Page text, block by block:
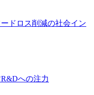
ドロス削減の社会イン
への注力